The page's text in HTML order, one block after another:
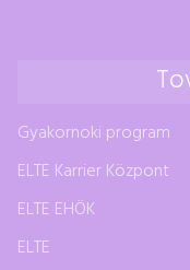
Gyakornoki program
ELTE Karrier Központ
ELTE EHÖK
ELTE